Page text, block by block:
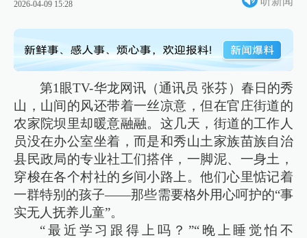
2026-04-09 15:28
第1眼TV-华龙网讯（通讯员 张芬）春日的秀
山，山间的风还带着一丝凉意，但在官庄街道的
农家院坝里却暖意融融。这几天，街道的工作人
员没在办公室坐着，而是和秀山土家族苗族自治
县民政局的专业社工们搭伴，一脚泥、一身土，
穿梭在各个村社的乡间小路上。他们心里惦记着
一群特别的孩子——那些需要格外用心呵护的“事
实无人抚养儿童”。
“最近学习跟得上吗？”“晚上睡觉怕不